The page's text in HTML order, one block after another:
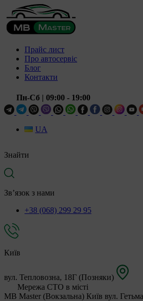
Прайс лист
Про автосервіс
Блог
Контакти
Пн-Сб | 09:00 - 19:00
UA
Знайти
Зв’язок з нами
+38 (068) 299 29 95
Київ
вул. Тепловозна, 18Г (Позняки)
Мережа СТО в місті
MB Master (Вокзальна) Київ вул.